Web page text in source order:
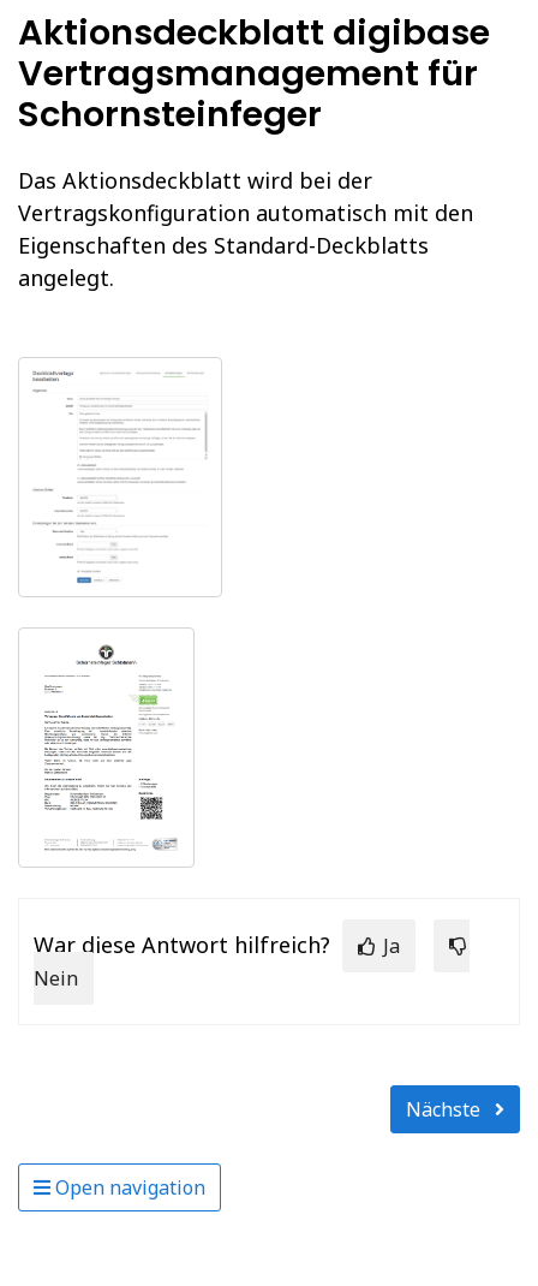
Aktionsdeckblatt digibase
Vertragsmanagement für
Schornsteinfeger
Das Aktionsdeckblatt wird bei der
Vertragskonfiguration automatisch mit den
Eigenschaften des Standard-Deckblatts
angelegt.
War diese Antwort hilfreich?
Ja
Nein
Nächste
Open navigation